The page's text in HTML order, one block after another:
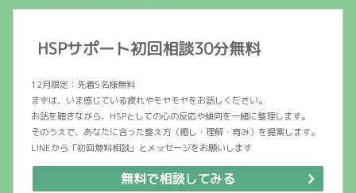
HSPサポート初回相談30分無料
12月限定：先着5名様無料
まずは、いま感じている疲れやモヤモヤをお話しください。
お話を聴きながら、HSPとしての心の反応や傾向を一緒に整理します。
そのうえで、あなたに合った整え方（癒し・理解・育み）を提案します。
LINEから「初回無料相談」とメッセージをお願いします
無料で相談してみる